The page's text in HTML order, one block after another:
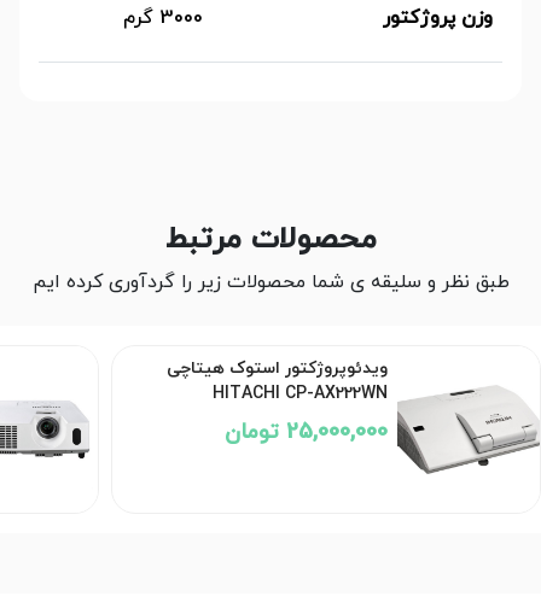
وزن پروژکتور 3000 گرم
محصولات مرتبط
طبق نظر و سلیقه ی شما محصولات زیر را گردآوری کرده ایم
ویدئوپروژکتور استوک هیتاچی
HITACHI CP-AX222WN
25,000,000 تومان